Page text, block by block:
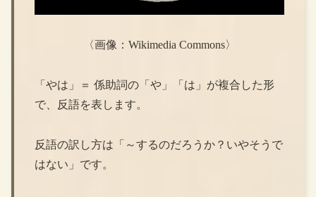
〈画像：Wikimedia Commons〉
「やは」＝ 係助詞の「や」「は」が複合した形
で、反語を表します。
反語の訳し方は「～するのだろうか？いやそうで
はない」です。